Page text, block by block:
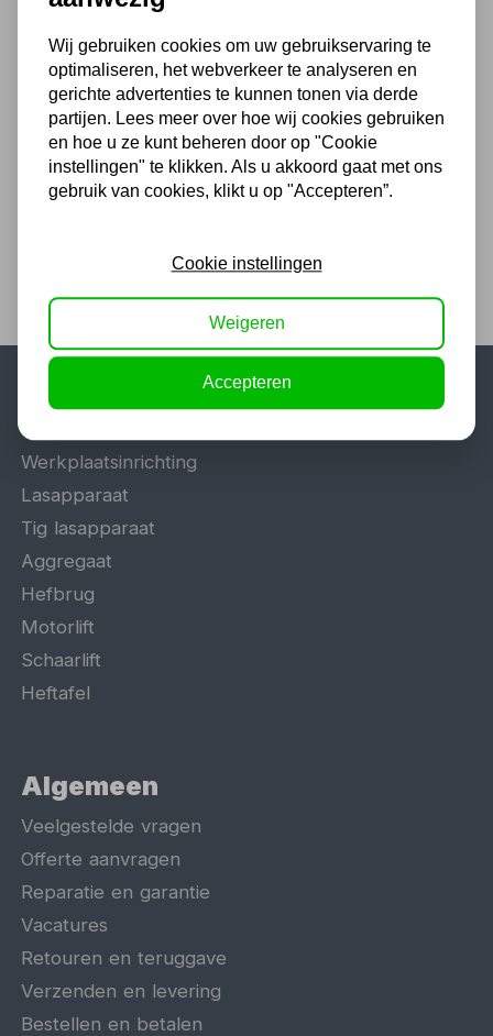
Potkrik MW 8 ton
30,25
25,00 excl. BTW
Werkplaatsinrichting
Lasapparaat
Tig lasapparaat
Aggregaat
Hefbrug
Motorlift
Schaarlift
Heftafel
Algemeen
Veelgestelde vragen
Offerte aanvragen
Reparatie en garantie
Vacatures
Retouren en teruggave
Verzenden en levering
Bestellen en betalen
Wij gebruiken cookies om uw gebruikservaring te
optimaliseren, het webverkeer te analyseren en
gerichte advertenties te kunnen tonen via derde
partijen. Lees meer over hoe wij cookies gebruiken
en hoe u ze kunt beheren door op "Cookie
instellingen" te klikken. Als u akkoord gaat met ons
gebruik van cookies, klikt u op "Accepteren”.
Cookie instellingen
Weigeren
Accepteren